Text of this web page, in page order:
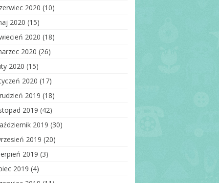
2020 (10)
2020 (15)
2020 (18)
2020 (26)
2020 (15)
2020 (17)
2019 (18)
2019 (42)
2019 (30)
2019 (20)
2019 (3)
2019 (4)